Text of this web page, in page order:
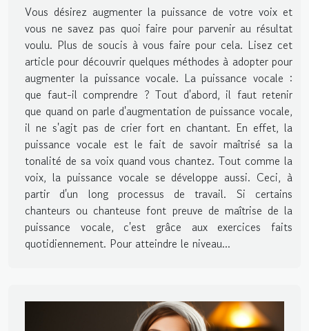
Vous désirez augmenter la puissance de votre voix et
vous ne savez pas quoi faire pour parvenir au résultat
voulu. Plus de soucis à vous faire pour cela. Lisez cet
article pour découvrir quelques méthodes à adopter pour
augmenter la puissance vocale. La puissance vocale :
que faut-il comprendre ? Tout d'abord, il faut retenir
que quand on parle d'augmentation de puissance vocale,
il ne s'agit pas de crier fort en chantant. En effet, la
puissance vocale est le fait de savoir maîtrisé sa la
tonalité de sa voix quand vous chantez. Tout comme la
voix, la puissance vocale se développe aussi. Ceci, à
partir d'un long processus de travail. Si certains
chanteurs ou chanteuse font preuve de maîtrise de la
puissance vocale, c'est grâce aux exercices faits
quotidiennement. Pour atteindre le niveau...